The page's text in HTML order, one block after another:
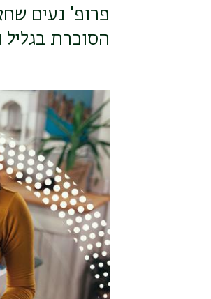
פרופ' נעים
הסוכרת
תמונה